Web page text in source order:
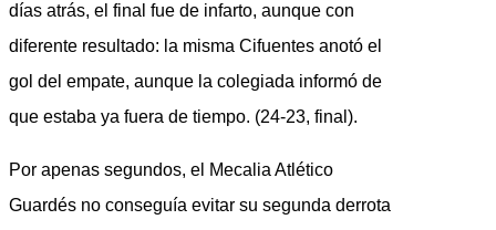
días atrás, el final fue de infarto, aunque con
diferente resultado: la misma Cifuentes anotó el
gol del empate, aunque la colegiada informó de
que estaba ya fuera de tiempo. (24-23, final).
Por apenas segundos, el Mecalia Atlético
Guardés no conseguía evitar su segunda derrota